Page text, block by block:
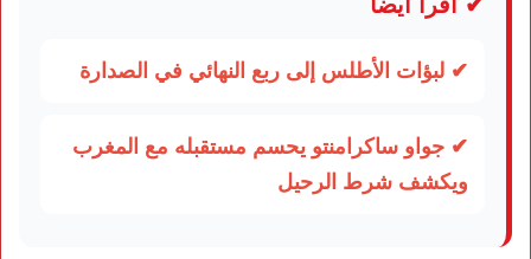
✔ لبؤات الأطلس إلى ربع النهائي في الصدارة
✔ جواو ساكرامنتو يحسم مستقبله مع المغرب
ويكشف شرط الرحيل